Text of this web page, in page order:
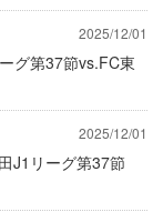
2025/12/01
グ第37節vs.FC東
2025/12/01
J1リーグ第37節